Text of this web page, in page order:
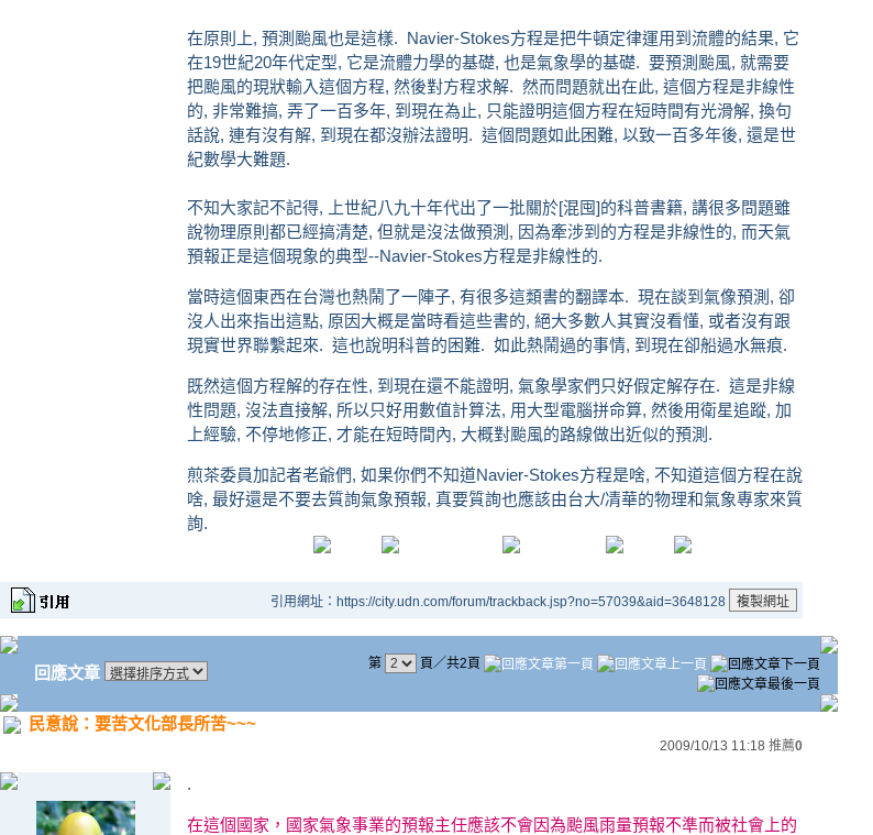
在原則上, 預測颱風也是這樣. Navier-Stokes方程是把牛頓定律運用到流體的結果, 它
在19世紀20年代定型, 它是流體力學的基礎, 也是氣象學的基礎. 要預測颱風, 就需要
把颱風的現狀輸入這個方程, 然後對方程求解. 然而問題就出在此, 這個方程是非線性
的, 非常難搞, 弄了一百多年, 到現在為止, 只能證明這個方程在短時間有光滑解, 換句
話說, 連有沒有解, 到現在都沒辦法證明. 這個問題如此困難, 以致一百多年後, 還是世
紀數學大難題.
不知大家記不記得, 上世紀八九十年代出了一批關於[混囤]的科普書籍, 講很多問題雖
說物理原則都已經搞清楚, 但就是沒法做預測, 因為牽涉到的方程是非線性的, 而天氣
預報正是這個現象的典型--Navier-Stokes方程是非線性的.
當時這個東西在台灣也熱鬧了一陣子, 有很多這類書的翻譯本. 現在談到氣像預測, 卻
沒人出來指出這點, 原因大概是當時看這些書的, 絕大多數人其實沒看懂, 或者沒有跟
現實世界聯繫起來. 這也說明科普的困難. 如此熱鬧過的事情, 到現在卻船過水無痕.
既然這個方程解的存在性, 到現在還不能證明, 氣象學家們只好假定解存在. 這是非線
性問題, 沒法直接解, 所以只好用數值計算法, 用大型電腦拼命算, 然後用衛星追蹤, 加
上經驗, 不停地修正, 才能在短時間內, 大概對颱風的路線做出近似的預測.
煎茶委員加記者老爺們, 如果你們不知道Navier-Stokes方程是啥, 不知道這個方程在說
啥, 最好還是不要去質詢氣象預報, 真要質詢也應該由台大/凊華的物理和氣象專家來質
詢.
引用網址：https://city.udn.com/forum/trackback.jsp?no=57039&aid=3648128
回應文章 第 頁／共2頁
民意說：要苦文化部長所苦~~~
2009/10/13 11:18 推薦0
.
在這個國家，國家氣象事業的預報主任應該不會因為颱風雨量預報不準而被社會上的